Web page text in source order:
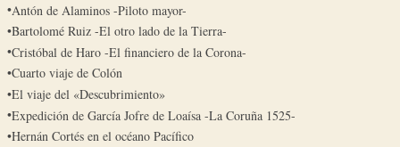
Antón de Alaminos -Piloto mayor-
Bartolomé Ruiz -El otro lado de la Tierra-
Cristóbal de Haro -El financiero de la Corona-
Cuarto viaje de Colón
El viaje del «Descubrimiento»
Expedición de García Jofre de Loaísa -La Coruña 1525-
Hernán Cortés en el océano Pacífico